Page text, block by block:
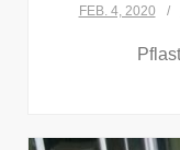
FEB. 4, 2020